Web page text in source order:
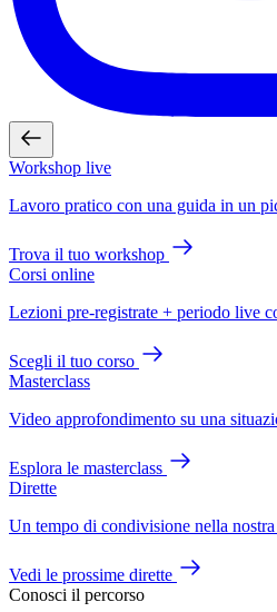
Workshop live
Lavoro pratico con una guida in un
Trova il tuo workshop
Corsi online
Lezioni pre-registrate + periodo live
Scegli il tuo corso
Masterclass
Video approfondimento su una
Esplora le masterclass
Dirette
Un tempo di condivisione nella
Vedi le prossime dirette
Conosci il percorso